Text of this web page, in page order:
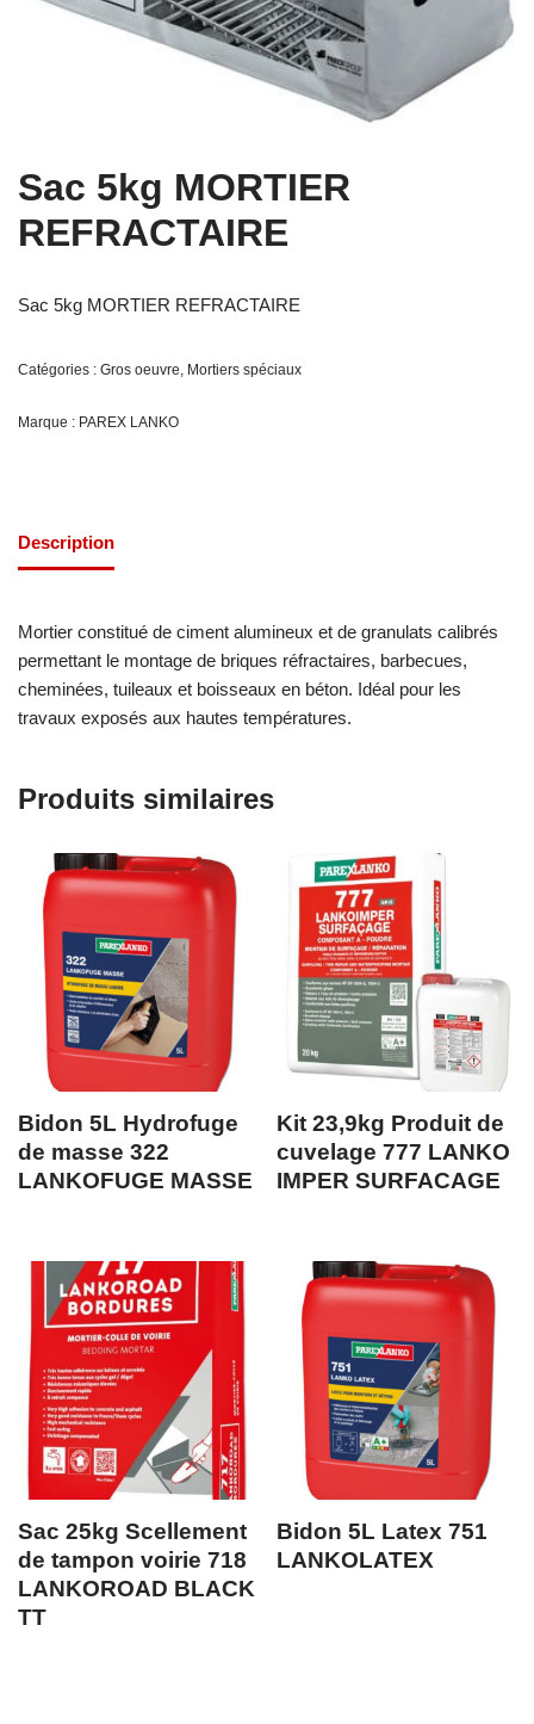
Sac 5kg MORTIER
REFRACTAIRE
Sac 5kg MORTIER REFRACTAIRE
Catégories : Gros oeuvre Mortiers spéciaux
Marque : PAREX LANKO
Description
Mortier constitué de ciment alumineux et de granulats calibrés
permettant le montage de briques réfractaires, barbecues,
cheminées, tuileaux et boisseaux en béton. Idéal pour les
travaux exposés aux hautes températures.
Produits similaires
Bidon 5L Hydrofuge
de masse 322
LANKOFUGE MASSE
Kit 23,9kg Produit de
cuvelage 777 LANKO
IMPER SURFACAGE
Sac 25kg Scellement
de tampon voirie 718
LANKOROAD BLACK
TT
Bidon 5L Latex 751
LANKOLATEX